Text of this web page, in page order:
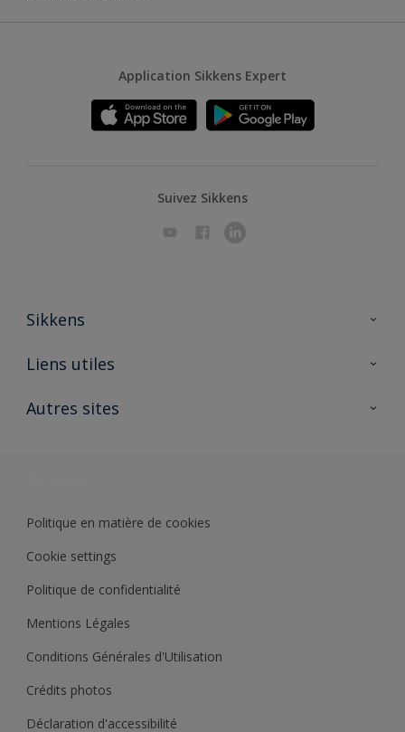
Application Sikkens Expert
Suivez Sikkens
Sikkens
A propos de Sikkens
Liens utiles
Ouvrir un magasin PASS
Autres sites
Politique en matière de cookies
Cookie settings
Politique de confidentialité
Mentions Légales
Conditions Générales d'Utilisation
Crédits photos
Déclaration d'accessibilité